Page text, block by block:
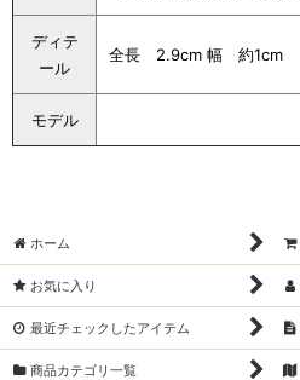
ディテ
ール
全長 2.9cm 幅 約1cm
モデル
ホーム
お気に入り
最近チェックしたアイテム
商品カテゴリ一覧